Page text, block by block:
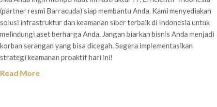
(partner resmi Barracuda) siap membantu Anda. Kami menyediakan
solusi infrastruktur dan keamanan siber terbaik di Indonesia untuk
melindungi aset berharga Anda. Jangan biarkan bisnis Anda menjadi
korban serangan yang bisa dicegah. Segera implementasikan
strategi keamanan proaktif hari ini!
Read More